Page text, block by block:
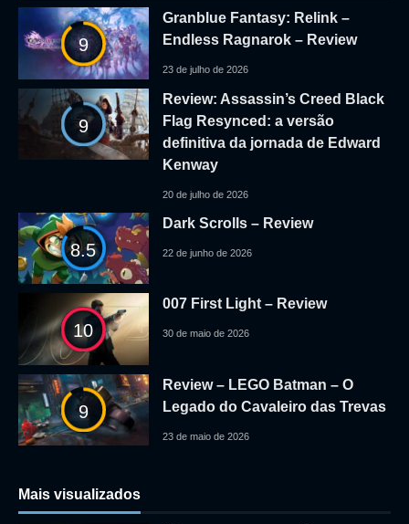
9
Granblue Fantasy: Relink –
Endless Ragnarok – Review
23 de julho de 2026
9
Review: Assassin’s Creed Black
Flag Resynced: a versão
definitiva da jornada de Edward
Kenway
20 de julho de 2026
8.5
Dark Scrolls – Review
22 de junho de 2026
10
007 First Light – Review
30 de maio de 2026
9
Review – LEGO Batman – O
Legado do Cavaleiro das Trevas
23 de maio de 2026
Mais visualizados